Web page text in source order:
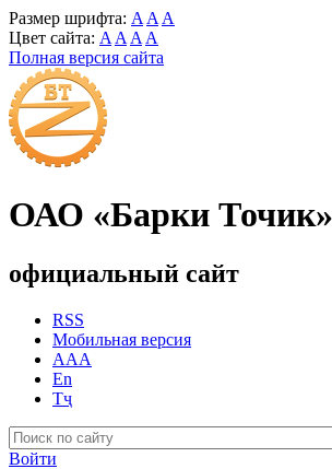
Размер шрифта: A A A
Цвет сайта: A A A A
Полная версия сайта
ОАО «Барки Точик»
официальный сайт
RSS
Мобильная версия
AAA
En
Тҷ
Войти